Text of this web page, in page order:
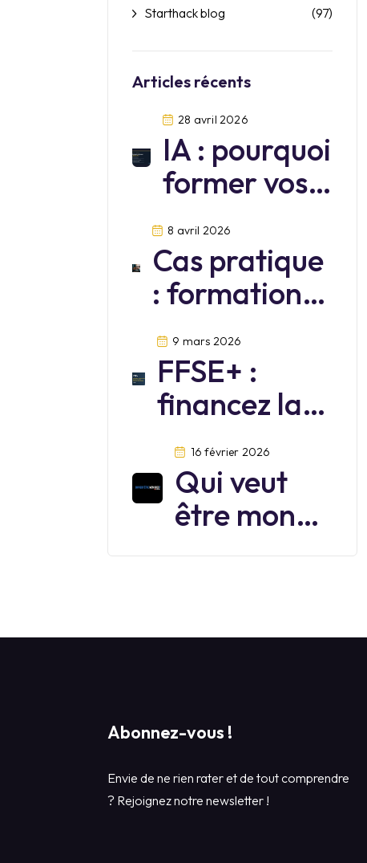
Starthack blog (97)
Articles récents
28 avril 2026
IA : pourquoi
former vos
Mistral?
8 avril 2026
Cas pratique
: formation
cybersécurité
9 mars 2026
FFSE+ :
financez la
formation de
vos salariés
jusqu’au 30
juin 2026
16 février 2026
Qui veut
être mon
Abonnez-vous !
Envie de ne rien rater et de tout comprendre
? Rejoignez notre newsletter !